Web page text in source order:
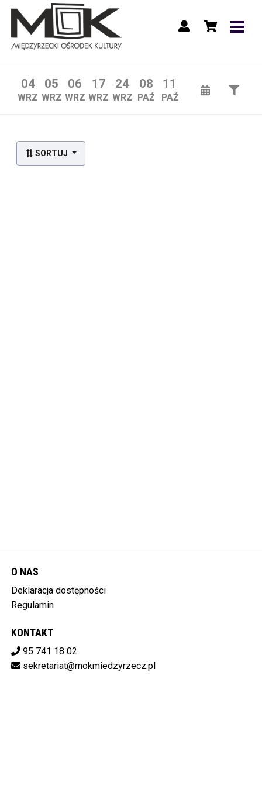
04
WRZ
05
WRZ
06
WRZ
17
WRZ
24
WRZ
08
PAŹ
11
PAŹ
SORTUJ
O NAS
Deklaracja dostępności
Regulamin
KONTAKT
95 741 18 02
sekretariat@mokmiedzyrzecz.pl